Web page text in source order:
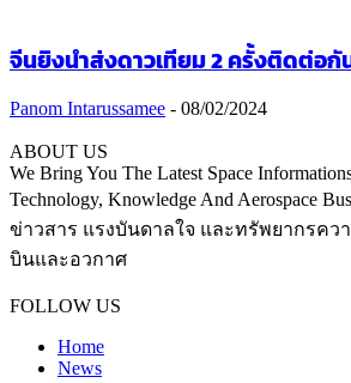
จีนยิงนำส่งดาวเทียม 2 ครั้งติดต่อกั
Panom Intarussamee - 08/02/2024
ABOUT US
We Bring You The Latest Space
Technology, Knowledge And Aerospace
ข่าวสาร แรงบันดาลใจ และทรัพยากรคว
บินและอวกาศ
FOLLOW US
Home
News